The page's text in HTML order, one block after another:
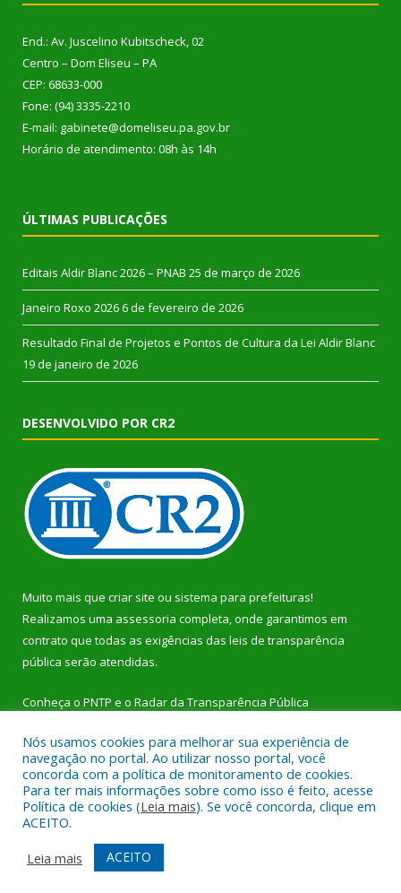
End.: Av. Juscelino Kubitscheck, 02
Centro – Dom Eliseu – PA
CEP: 68633-000
Fone: (94) 3335-2210
E-mail: gabinete@domeliseu.pa.gov.br
Horário de atendimento: 08h às 14h
ÚLTIMAS PUBLICAÇÕES
Editais Aldir Blanc 2026 – PNAB 25 de março de 2026
Janeiro Roxo 2026 6 de fevereiro de 2026
Resultado Final de Projetos e Pontos de Cultura da Lei Aldir Blanc
19 de janeiro de 2026
DESENVOLVIDO POR CR2
Muito mais que criar site ou sistema para prefeituras!
Realizamos uma assessoria completa, onde garantimos em
contrato que todas as exigências das leis de transparência
pública serão atendidas.
Conheça o PNTP e o Radar da Transparência Pública
Todos os direitos reservados a Prefeitura Municipal de Dom
Eliseu.
Mapa do Site
Acessar Área Administrativa
Acessar Webmail
Nós usamos cookies para melhorar sua experiência de
navegação no portal. Ao utilizar nosso portal, você
concorda com a política de monitoramento de cookies.
Para ter mais informações sobre como isso é feito, acesse
Política de cookies (Leia mais). Se você concorda, clique em
ACEITO.
Leia mais
ACEITO